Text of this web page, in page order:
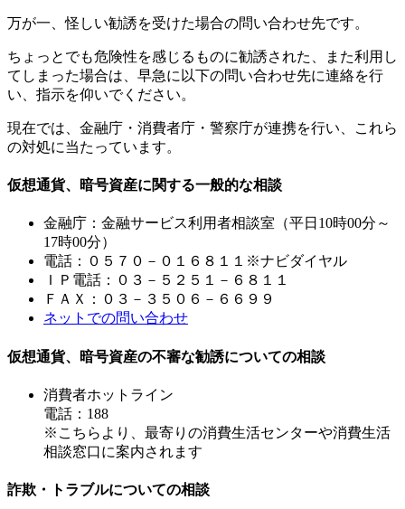
万が一、怪しい勧誘を受けた場合の問い合わせ先です。
ちょっとでも危険性を感じるものに勧誘された、また利用し
てしまった場合は、早急に以下の問い合わせ先に連絡を行
い、指示を仰いでください。
現在では、金融庁・消費者庁・警察庁が連携を行い、これら
の対処に当たっています。
仮想通貨、暗号資産に関する一般的な相談
金融庁：金融サービス利用者相談室（平日10時00分～
17時00分）
電話：０５７０－０１６８１１※ナビダイヤル
ＩＰ電話：０３－５２５１－６８１１
ＦＡＸ：０３－３５０６－６６９９
ネットでの問い合わせ
仮想通貨、暗号資産の不審な勧誘についての相談
消費者ホットライン
電話：188
※こちらより、最寄りの消費生活センターや消費生活
相談窓口に案内されます
詐欺・トラブルについての相談